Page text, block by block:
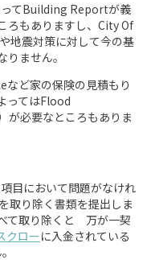
てBuilding Reportが義
ろもありますし、City Of
地震対策に対して今の基
ません。
ど家の保険の見積もり
ってはFlood
が必要なところもありま
目において問題がなけれ
取り除く書類を提出しま
て取り除くと 万が一契
クロー に入金されている